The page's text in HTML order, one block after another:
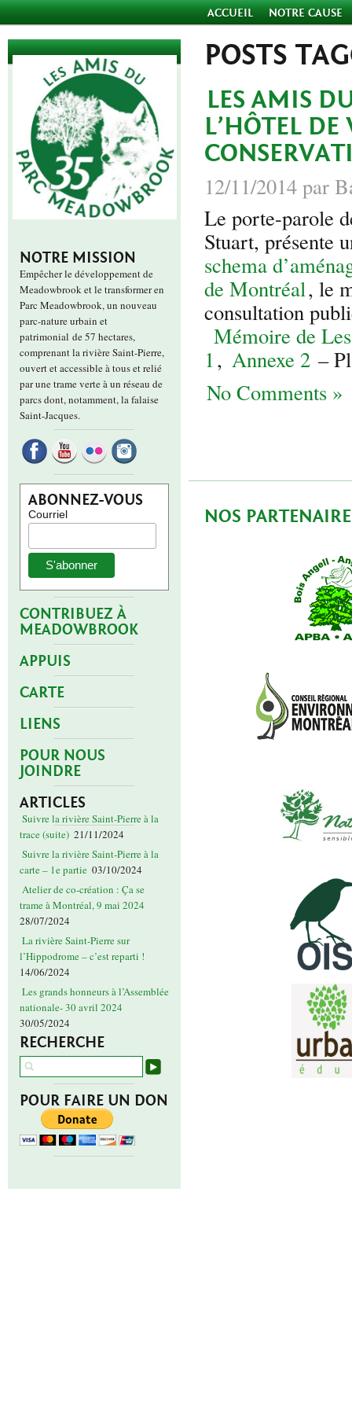
ACCUEIL NOTRE CAUSE
POSTS
LES AMIS
L’HÔTEL
12/11/2014 par
Le porte-parole
Stuart, présente
schema
de Montréal, le
consultation
Mémoire de
1, Annexe 2 –
No Comments »
NOTRE MISSION
Empêcher le développement de
Meadowbrook et le transformer en
Parc Meadowbrook, un nouveau
parc-nature urbain et
patrimonial de 57 hectares,
comprenant la rivière Saint-Pierre,
ouvert et accessible à tous et relié
par une trame verte à un réseau de
parcs dont, notamment, la falaise
Saint-Jacques.
ABONNEZ-VOUS
Courriel
CONTRIBUEZ À
MEADOWBROOK
APPUIS
CARTE
LIENS
POUR NOUS
JOINDRE
ARTICLES
Suivre la rivière Saint-Pierre à la
trace (suite) 21/11/2024
Suivre la rivière Saint-Pierre à la
carte – 1e partie 03/10/2024
Atelier de co-création : Ça se
trame à Montréal, 9 mai 2024
28/07/2024
La rivière Saint-Pierre sur
l’Hippodrome – c’est reparti !
14/06/2024
Les grands honneurs à l’Assemblée
nationale- 30 avril 2024
30/05/2024
RECHERCHE
POUR FAIRE UN DON
NOS